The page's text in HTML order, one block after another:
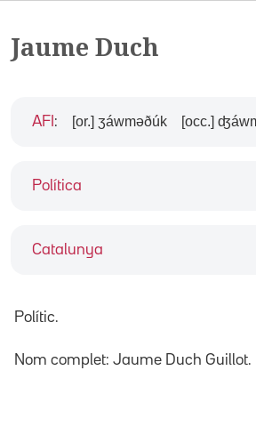
Jaume Duch
Política
Catalunya
AFI : [or.] ʒáwməðúk [occ.]
Polític.
Nom complet: Jaume Duch Guillot.